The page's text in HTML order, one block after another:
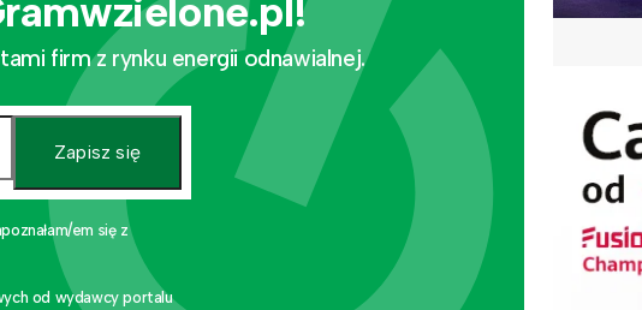
firm z rynku energii odnawialnej.
Zapisz się
em się z
od wydawcy portalu